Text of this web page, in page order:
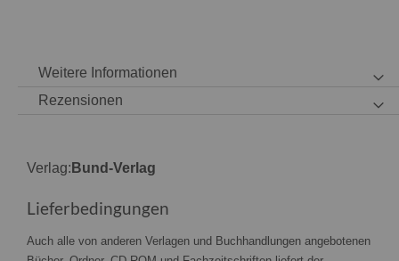
Weitere Informationen
Rezensionen
Verlag:Bund-Verlag
Lieferbedingungen
Auch alle von anderen Verlagen und Buchhandlungen angebotenen